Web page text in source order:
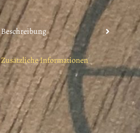
Beschreibung
Zusätzliche Informationen